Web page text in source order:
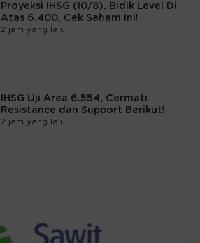
Proyeksi IHSG (10/8), Bidik Level Di
Atas 6.400, Cek Saham Ini!
2 jam yang lalu
IHSG Uji Area 6.554, Cermati
Resistance dan Support Berikut!
2 jam yang lalu